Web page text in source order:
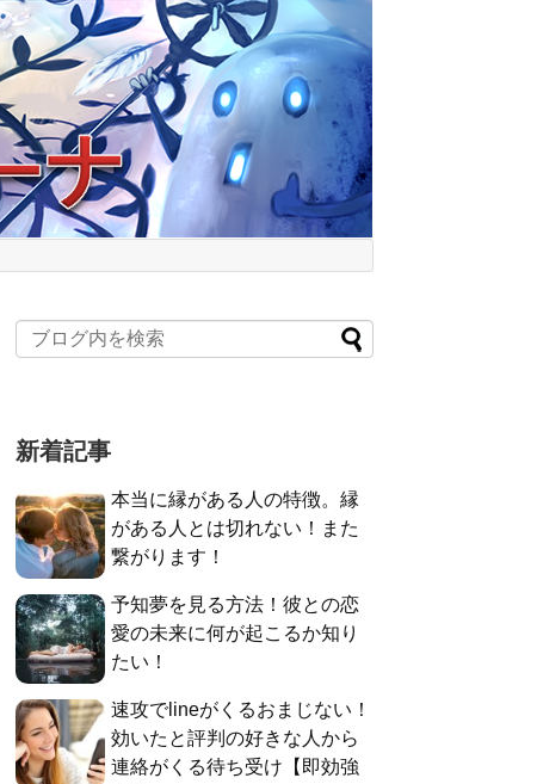
新着記事
本当に縁がある人の特徴。縁
がある人とは切れない！また
繋がります！
予知夢を見る方法！彼との恋
愛の未来に何が起こるか知り
たい！
速攻でlineがくるおまじない！
効いたと評判の好きな人から
連絡がくる待ち受け【即効強